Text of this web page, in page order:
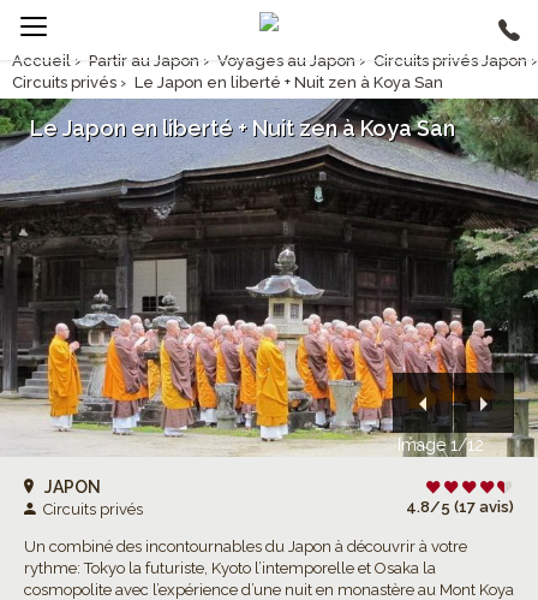
Accueil › Partir au Japon › Voyages au Japon › Circuits privés Japon ›
Circuits privés › Le Japon en liberté + Nuit zen à Koya San
Image 1/12
Le Japon en liberté + Nuit zen à Koya San
JAPON
Circuits privés 4.8/5 (17 avis)
Un combiné des incontournables du Japon à découvrir à votre
rythme: Tokyo la futuriste, Kyoto l’intemporelle et Osaka la
cosmopolite avec l’expérience d’une nuit en monastère au Mont Koya